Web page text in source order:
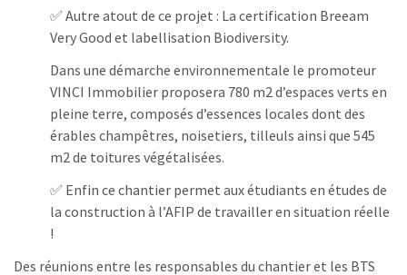
✅ Autre atout de ce projet : La certification Breeam
Very Good et labellisation Biodiversity.
Dans une démarche environnementale le promoteur
VINCI Immobilier proposera 780 m2 d’espaces verts en
pleine terre, composés d’essences locales dont des
érables champêtres, noisetiers, tilleuls ainsi que 545
m2 de toitures végétalisées.
✅ Enfin ce chantier permet aux étudiants en études de
la construction à l’AFIP de travailler en situation réelle
!
Des réunions entre les responsables du chantier et les BTS